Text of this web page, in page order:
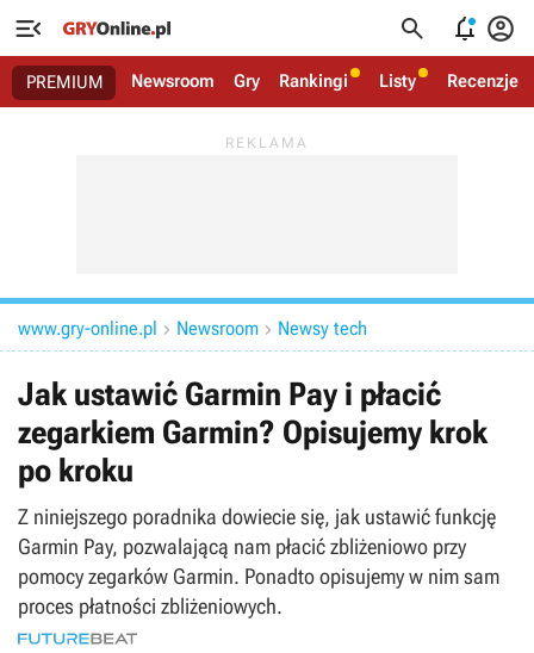
   
PREMIUM Newsroom Gry Rankingi Listy Recenzje
www.gry-online.pl  Newsroom  Newsy tech
Jak ustawić Garmin Pay i płacić
zegarkiem Garmin? Opisujemy krok
po kroku
Z niniejszego poradnika dowiecie się, jak ustawić funkcję
Garmin Pay, pozwalającą nam płacić zbliżeniowo przy
pomocy zegarków Garmin. Ponadto opisujemy w nim sam
proces płatności zbliżeniowych.